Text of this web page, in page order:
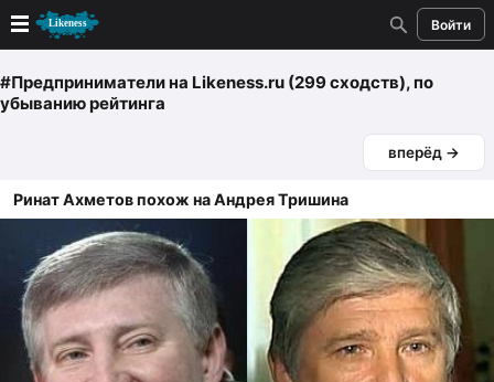
Войти
Новые
Голосование
Кандидаты
Случайное сходство 👍
Создать сходство
#Предпринимателина Likeness.ru (299 сходств), по
убыванию рейтинга
вперёд →
Ринат Ахметов похож на Андрея Тришина